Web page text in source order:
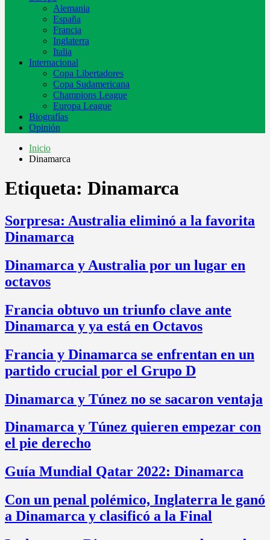
Alemania
España
Francia
Inglaterra
Italia
Internacional
Copa Libertadores
Copa Sudamericana
Champions League
Europa League
Biografías
Opinión
Inicio
Dinamarca
Etiqueta: Dinamarca
Sorpresa: Australia eliminó a la favorita
Dinamarca
Dinamarca y Australia por un lugar en
octavos
Francia obtuvo un triunfo clave ante
Dinamarca y ya está en Octavos
Francia y Dinamarca se enfrentan en un
partido crucial por el Grupo D
Dinamarca y Túnez no se sacaron ventaja
Dinamarca y Túnez quieren empezar con
el pie derecho
Guía Mundial Qatar 2022: Dinamarca
Con un penal polémico, Inglaterra le ganó
a Dinamarca y clasificó a la Final